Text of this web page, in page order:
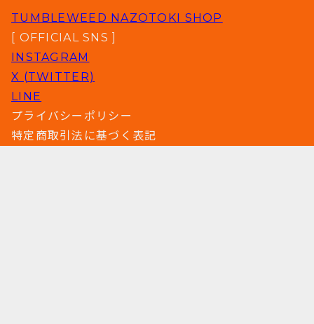
TUMBLEWEED NAZOTOKI SHOP
[ OFFICIAL SNS ]
INSTAGRAM
X (TWITTER)
LINE
プライバシーポリシー
特定商取引法に基づく表記